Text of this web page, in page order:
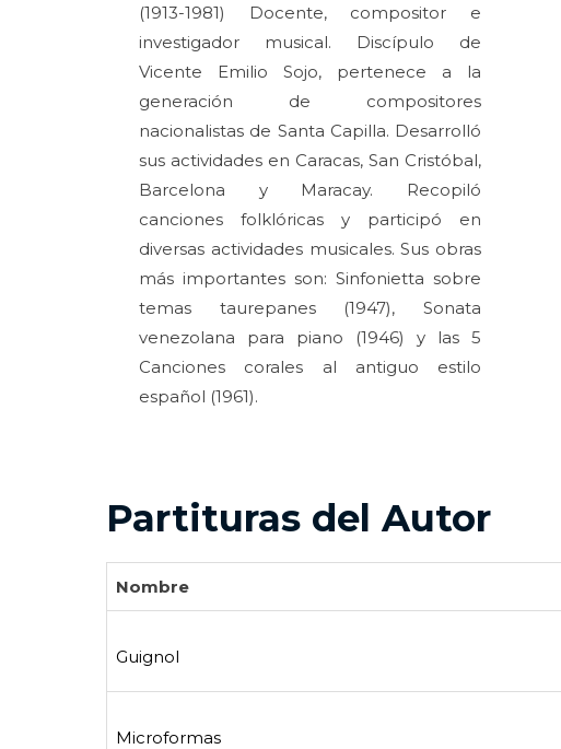
(1913-1981) Docente, compositor e
investigador musical. Discípulo de
Vicente Emilio Sojo, pertenece a la
generación de compositores
nacionalistas de Santa Capilla. Desarrolló
sus actividades en Caracas, San Cristóbal,
Barcelona y Maracay. Recopiló
canciones folklóricas y participó en
diversas actividades musicales. Sus obras
más importantes son: Sinfonietta sobre
temas taurepanes (1947), Sonata
venezolana para piano (1946) y las 5
Canciones corales al antiguo estilo
español (1961).
Partituras del Autor
Nombre
Guignol
Microformas